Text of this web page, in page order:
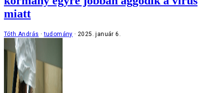
miatt
Tóth András tudomány 2025. január 6.